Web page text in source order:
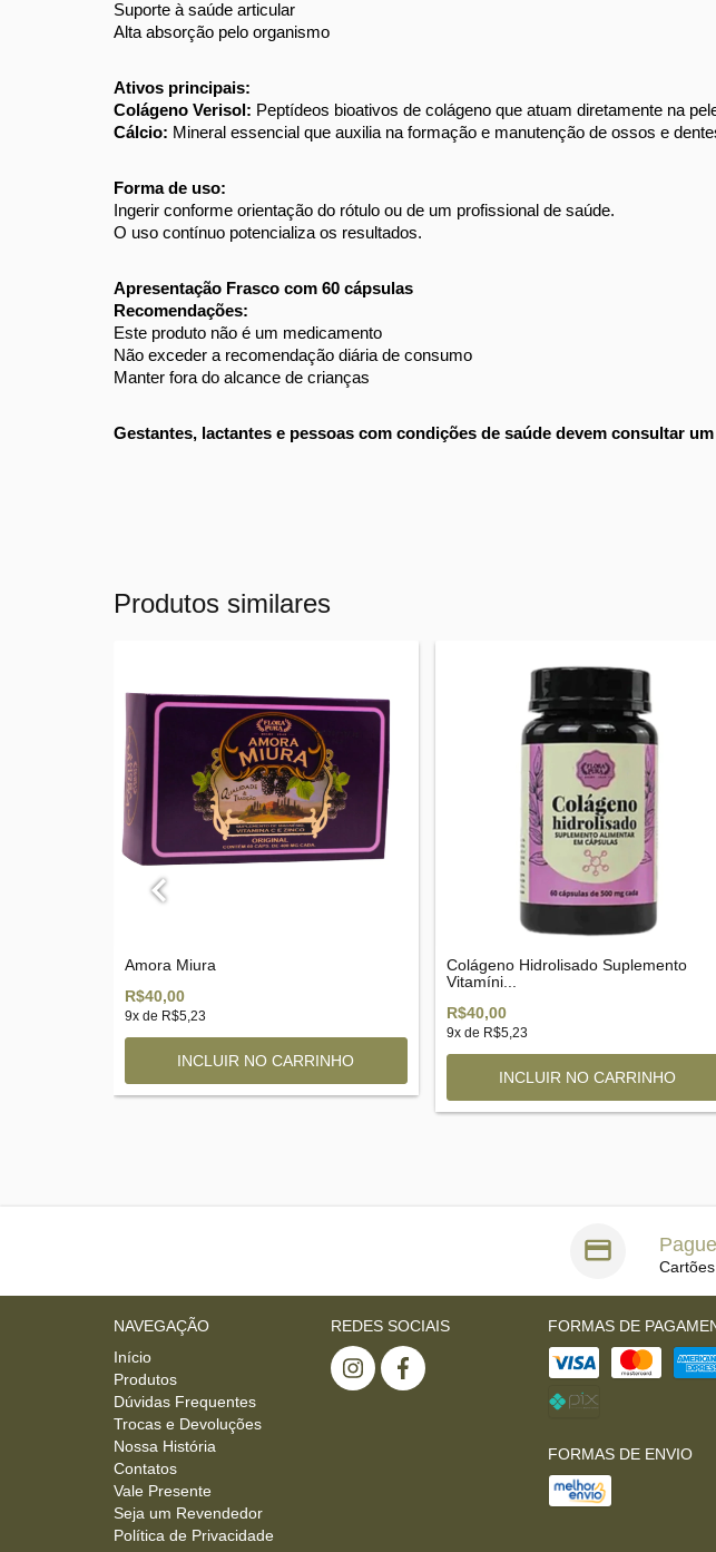
Suporte à saúde articular
Alta absorção pelo organismo
Ativos principais:
Colágeno Verisol: Peptídeos bioativos de colágeno que atuam diretamente na
Cálcio: Mineral essencial que auxilia na formação e manutenção de ossos e
Forma de uso:
Ingerir conforme orientação do rótulo ou de um profissional de saúde.
O uso contínuo potencializa os resultados.
Apresentação Frasco com 60 cápsulas
Recomendações:
Este produto não é um medicamento
Não exceder a recomendação diária de consumo
Manter fora do alcance de crianças
Gestantes, lactantes e pessoas com condições de saúde devem consultar
Produtos similares
Amora Miura
R$40,00
9x de R$5,23
Colágeno Hidrolisado Suplemento
Vitamíni...
R$40,00
9x de R$5,23
NAVEGAÇÃO
Início
Produtos
Dúvidas Frequentes
Trocas e Devoluções
Nossa História
Contatos
Vale Presente
Seja um Revendedor
Política de Privacidade
REDES SOCIAIS FORMAS DE
FORMAS DE ENVIO